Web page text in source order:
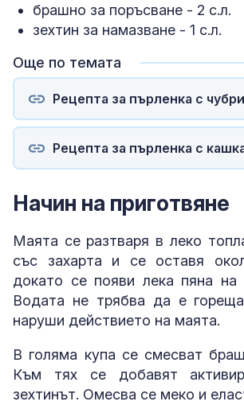
брашно за поръсване - 2 с.л.
зехтин за намазване - 1 с.л.
Още по темата
Рецепта за пърленка с
Рецепта за пърленка с
Начин на приготвяне
Маята се разтваря в леко
със захарта и се оставя
докато се появи лека пяна на
Водата не трябва да е
наруши действието на маята.
В голяма купа се смесват
Към тях се добавят
зехтинът. Омесва се меко и